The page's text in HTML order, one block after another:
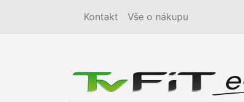
Kontakt Vše o nákupu